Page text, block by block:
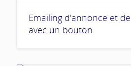
Emailing d'annonce et
avec un bouton